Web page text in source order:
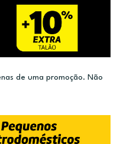
de uma promoção. Não